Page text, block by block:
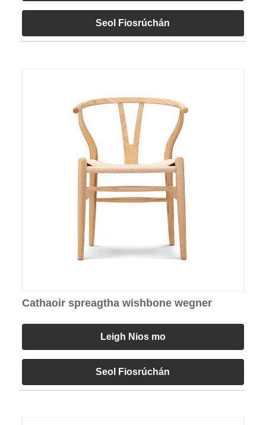
Seol Fiosrúchán
Cathaoir spreagtha wishbone wegner
Leigh Nios mo
Seol Fiosrúchán